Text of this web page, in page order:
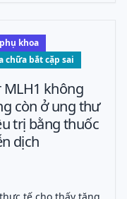
khoa
chữa bắt cặp sai
không
còn ở ung thư
trị bằng thuốc
dịch